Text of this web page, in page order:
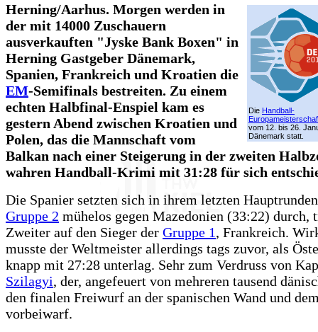
Die Handball-
vom 12. bis 26.
Dänemark statt.
Herning/Aarhus. Morgen werden in
der mit 14000 Zuschauern
ausverkauften "Jyske Bank Boxen" in
Herning Gastgeber Dänemark,
Spanien, Frankreich und Kroatien die
EM-Semifinals bestreiten. Zu einem
echten Halbfinal-Enspiel kam es
gestern Abend zwischen Kroatien und
Polen, das die Mannschaft vom
Balkan nach einer Steigerung in der zweiten
wahren Handball-Krimi mit 31:28 für sich
Die Spanier setzten sich in ihrem letzten
Gruppe 2 mühelos gegen Mazedonien (33:22) durch,
Zweiter auf den Sieger der Gruppe 1, Frankreich.
musste der Weltmeister allerdings tags zuvor, als
knapp mit 27:28 unterlag. Sehr zum Verdruss von
Szilagyi, der, angefeuert von mehreren tausend
den finalen Freiwurf an der spanischen Wand und
vorbeiwarf.